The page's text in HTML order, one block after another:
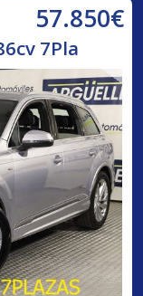
57.850€
7Pla